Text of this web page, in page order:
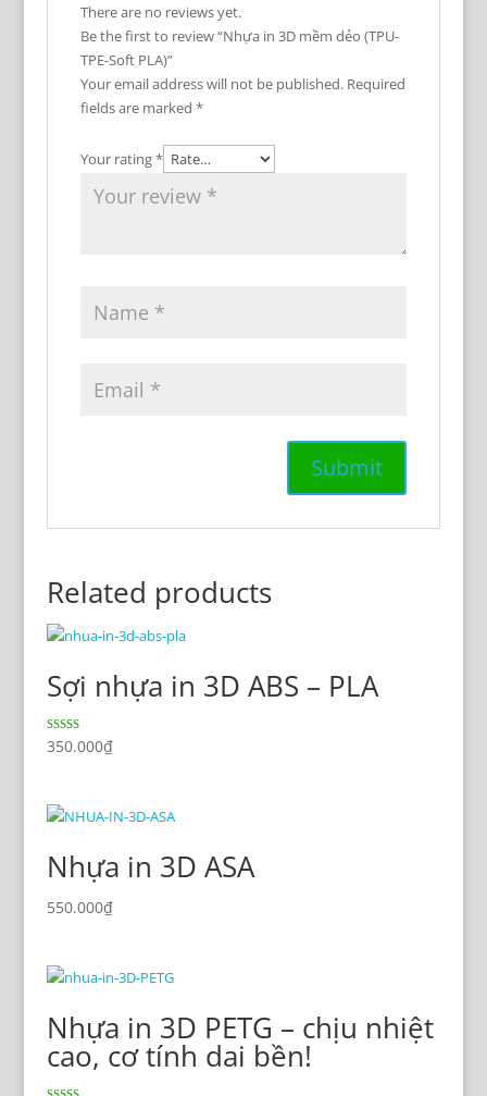
There are no reviews yet.
Be the first to review “Nhựa in 3D mềm dẻo (TPU-
TPE-Soft PLA)”
Your email address will not be published. Required
fields are marked *
Your rating*
Related products
Sợi nhựa in 3D ABS – PLA
Rated
4.20
350.000₫
Nhựa in 3D ASA
550.000₫
Nhựa in 3D PETG – chịu nhiệt
cao, cơ tính dai bền!